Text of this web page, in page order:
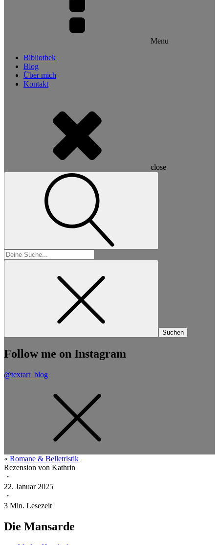
Menu
Bibliothek
Blog
Über mich
Kontakt
close
Suchen
nach:
Follow me on Instagram
@textart_blog
« Romane & Belletristik
Rezension von Kathrin
・
22. Januar 2025
・
3 Min. Lesezeit
Die Mansarde